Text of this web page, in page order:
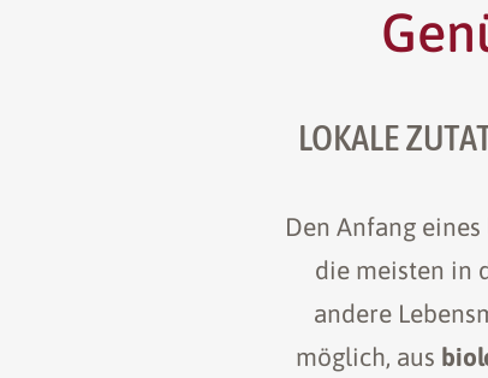
LOKALE
Den Anfang
die meisten in
andere
möglich, aus